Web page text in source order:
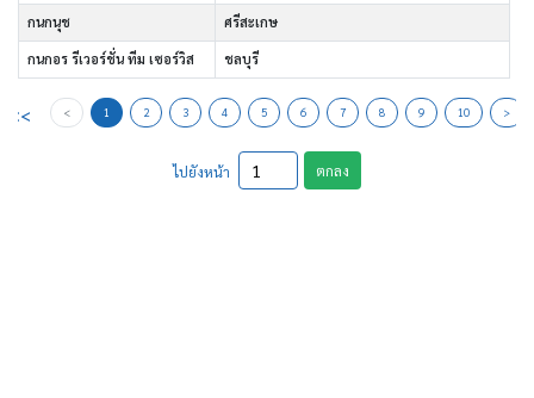
กนกนุช ศรีสะเกษ
กนกอร รีเวอร์ชั่น ทีม เซอร์วิส ชลบุรี
<< < 1 2 3 4 5 6 7 8 9 10 >
ไปยังหน้า ตกลง